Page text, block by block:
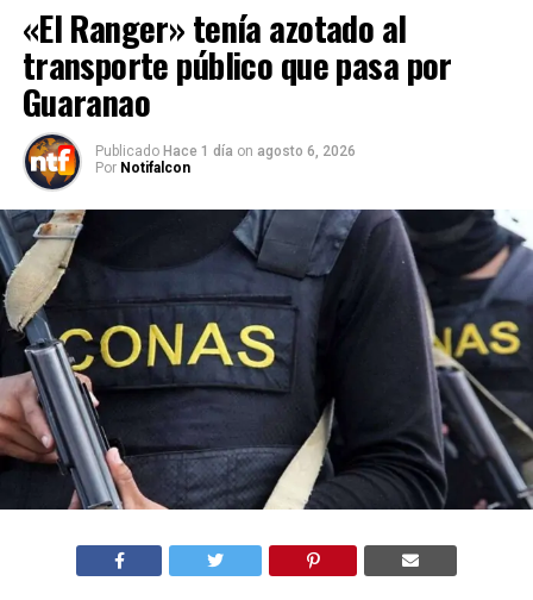
«El Ranger» tenía azotado al
transporte público que pasa por
Guaranao
Publicado Hace 1 día on agosto 6, 2026
Por Notifalcon